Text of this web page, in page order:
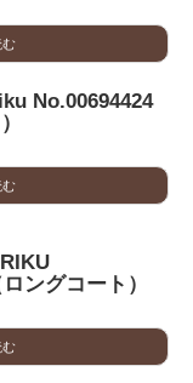
No.00694424
ングコート）